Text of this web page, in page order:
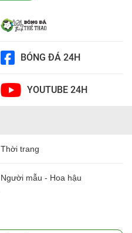
BÓNG ĐÁ 24H
YOUTUBE 24H
Thời trang
Người mẫu - Hoa hậu